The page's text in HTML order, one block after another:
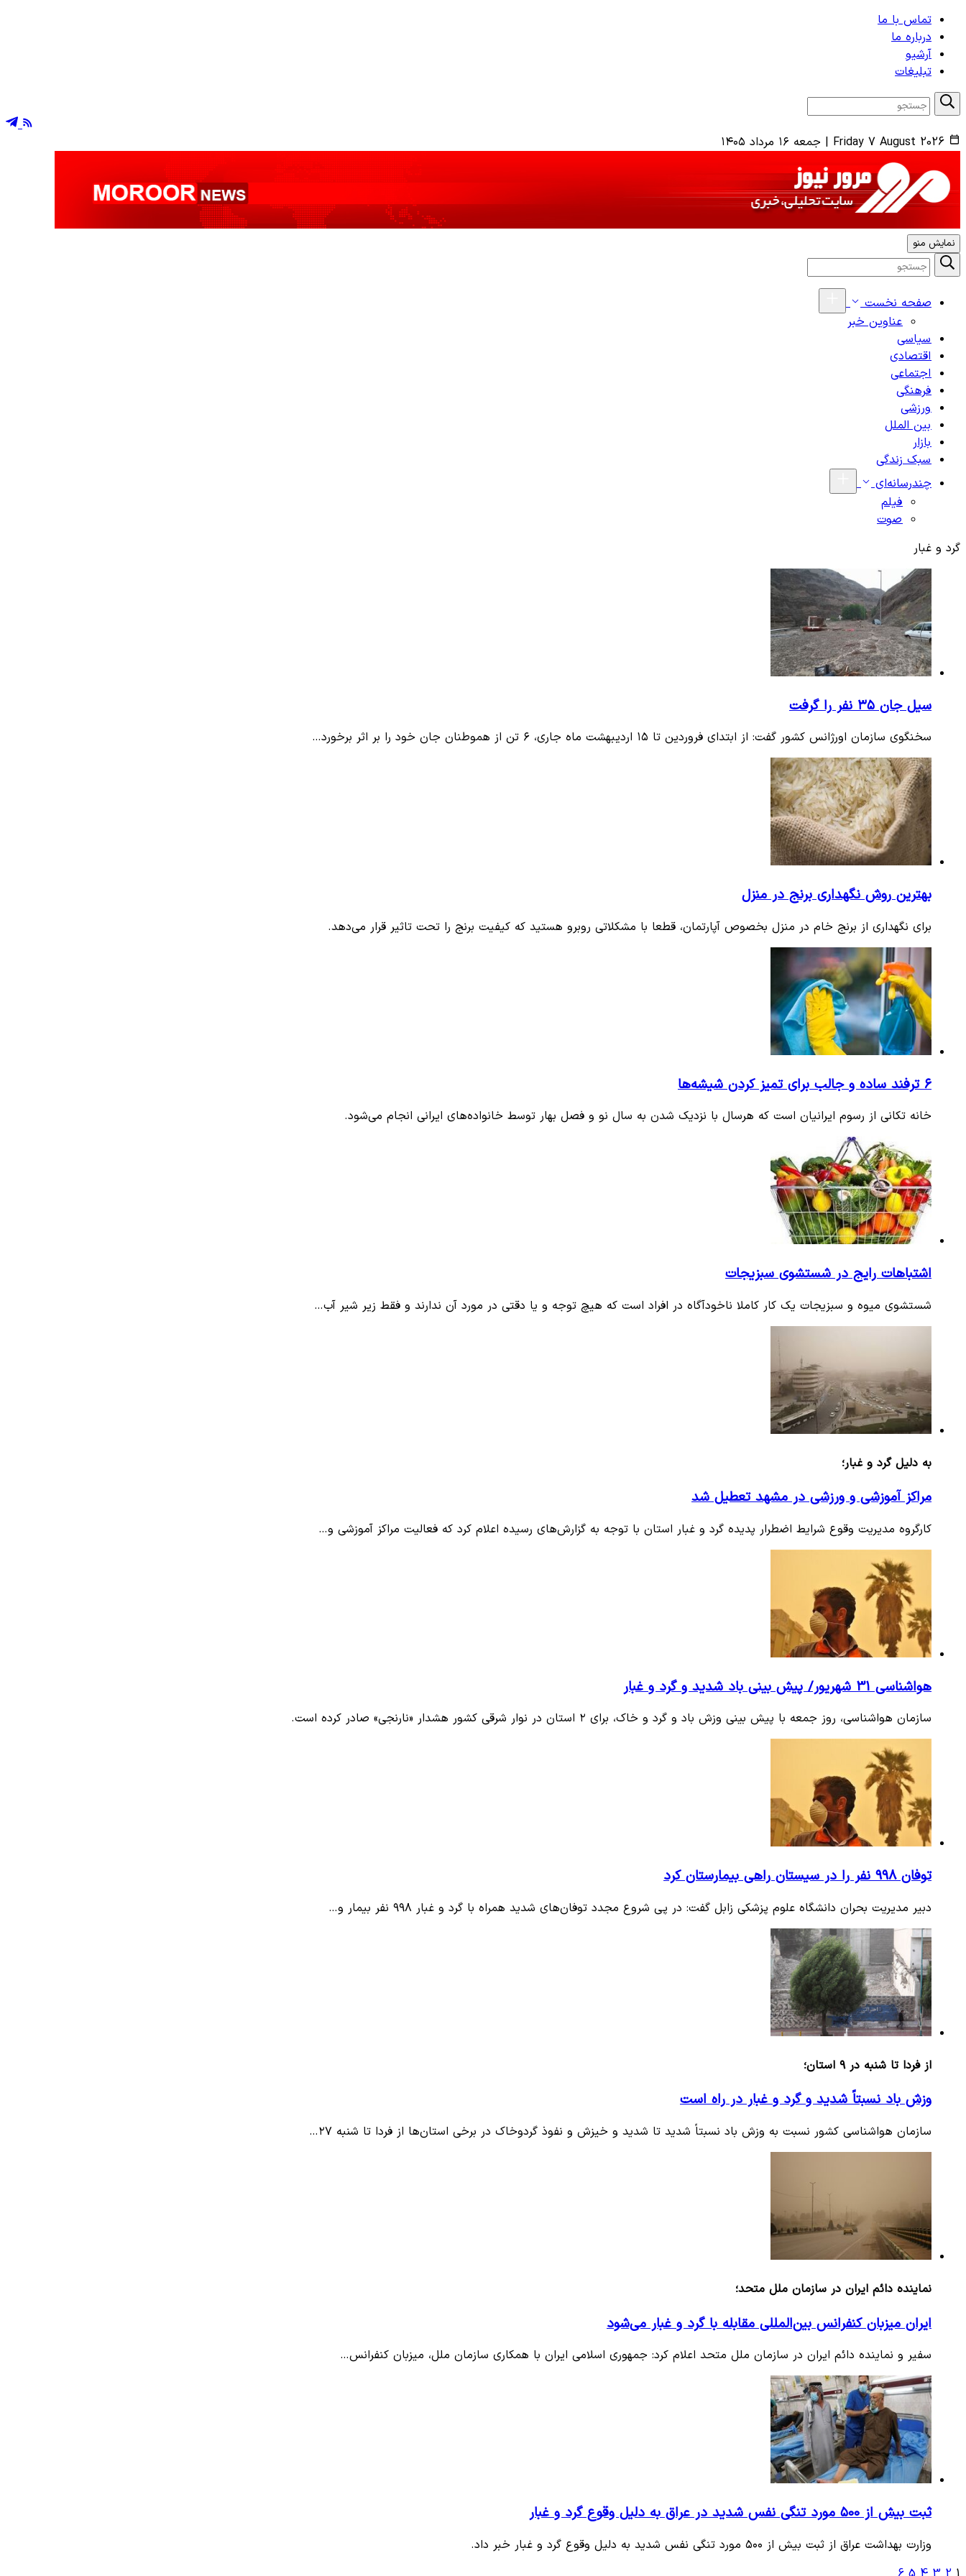
تماس با ما
درباره ما
آرشیو
تبلیغات
Friday 7 August 2026
| جمعه ۱۶ مرداد ۱۴۰۵
نمایش منو
صفحه نخست
عناوین خبر
سیاسی
اقتصادی
اجتماعی
فرهنگی
ورزشی
بین الملل
بازار
سبک زندگی
چندرسانه‌ای
فیلم
صوت
گرد و غبار
سیل جان ۳۵ نفر را گرفت
سخنگوی سازمان اورژانس کشور گفت: از ابتدای فروردین تا ۱۵ اردیبهشت ماه جاری، ۶ تن از هموطنان جان خود را بر اثر برخورد…
بهترین روش نگهداری برنج در منزل
برای نگهداری از برنج خام در منزل بخصوص آپارتمان، قطعا با مشکلاتی روبرو هستید که کیفیت برنج را تحت تاثیر قرار می‌دهد.
۶ ترفند ساده و جالب برای تمیز کردن شیشه‌ها
خانه تکانی از رسوم ایرانیان است که هرسال با نزدیک شدن به سال نو و فصل بهار توسط خانواده‌های ایرانی انجام می‌شود.
اشتباهات رایج در شستشوی سبزیجات
شستشوی میوه و سبزیجات یک کار کاملا ناخودآگاه در افراد است که هیچ توجه و یا دقتی در مورد آن ندارند و فقط زیر شیر آب…
به دلیل گرد و غبار؛
مراکز آموزشی و ورزشی در مشهد تعطیل شد
کارگروه مدیریت وقوع شرایط اضطرار پدیده گرد و غبار استان با توجه به گزارش‌های رسیده اعلام کرد که فعالیت مراکز آموزشی و…
هواشناسی 31 شهریور/ پیش بینی باد شدید و گرد و غبار
سازمان هواشناسی، روز جمعه با پیش بینی وزش باد و گرد و خاک، برای ۲ استان در نوار شرقی کشور هشدار «نارنجی» صادر کرده است.
توفان ۹۹۸ نفر را در سیستان راهی بیمارستان کرد
دبیر مدیریت بحران دانشگاه علوم پزشکی زابل گفت: در پی شروع مجدد توفان‌های شدید همراه با گرد و غبار ۹۹۸ نفر بیمار و…
از فردا تا شنبه در ۹ استان؛
وزش باد نسبتاً شدید و گرد و غبار در راه است
سازمان هواشناسی کشور نسبت به وزش باد نسبتاً شدید تا شدید و خیزش و نفوذ گردوخاک در برخی استان‌ها از فردا تا شنبه ۲۷…
نماینده دائم ایران در سازمان ملل متحد؛
ایران میزبان کنفرانس بین‌المللی مقابله با گرد و غبار می‌شود
سفیر و نماینده دائم ایران در سازمان ملل متحد اعلام کرد: جمهوری اسلامی ایران با همکاری سازمان ملل، میزبان کنفرانس…
ثبت بیش از ۵۰۰ مورد تنگی نفس شدید در عراق به دلیل وقوع گرد و غبار
وزارت بهداشت عراق از ثبت بیش از ۵۰۰ مورد تنگی نفس شدید به دلیل وقوع گرد و غبار خبر داد.